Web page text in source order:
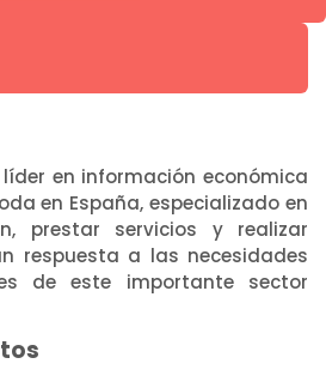
en información económica
en España, especializado en
prestar servicios y realizar
respuesta a las necesidades
de este importante sector